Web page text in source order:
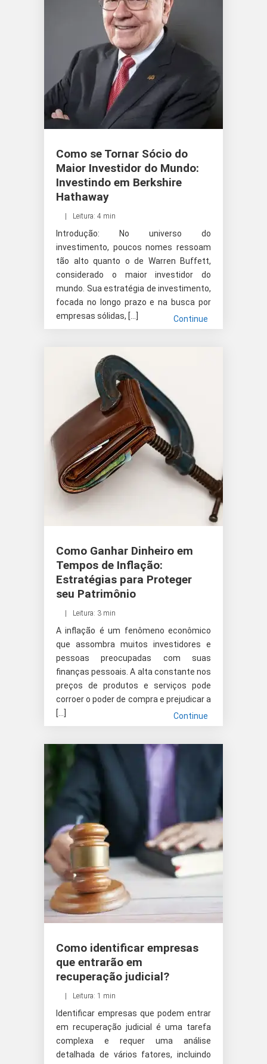
Como se Tornar Sócio do
Maior Investidor do Mundo:
Investindo em Berkshire
Hathaway
Leitura: 4 min
Introdução: No universo do
investimento, poucos nomes ressoam
tão alto quanto o de Warren Buffett,
considerado o maior investidor do
mundo. Sua estratégia de investimento,
focada no longo prazo e na busca por
empresas sólidas, […]
Continue
Como Ganhar Dinheiro em
Tempos de Inflação:
Estratégias para Proteger
seu Patrimônio
Leitura: 3 min
A inflação é um fenômeno econômico
que assombra muitos investidores e
pessoas preocupadas com suas
finanças pessoais. A alta constante nos
preços de produtos e serviços pode
corroer o poder de compra e prejudicar a
[…]
Continue
Como identificar empresas
que entrarão em
recuperação judicial?
Leitura: 1 min
Identificar empresas que podem entrar
em recuperação judicial é uma tarefa
complexa e requer uma análise
detalhada de vários fatores, incluindo